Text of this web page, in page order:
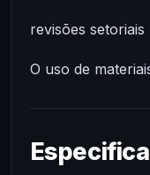
revisões setoriais
O uso de